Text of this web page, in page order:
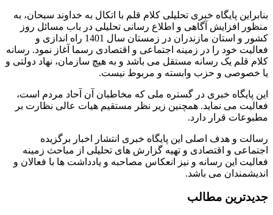
بنابراین پایگاه خبری تحلیلی کلام قلم با اتکال به خداوند سبحان، به
منظور افزایش آگاهی و اطلاع رسانی تحلیلی در باب مسائل روز
کشور و استان مازندران در زمستان سال 1401 راه اندازی و
فعالیت خود را در زمینه اجتماعی و اقتصادی رسما آغاز نمود. رسانه
کلام قلم یک رسانه مستقل می باشد و به هیچ سازمان، نهاد دولتی و
یا خصوصی و حزب وابسته و مربوط نیست.
این پایگاه خبری در گستره ملی که مخاطبان آن آحاد مردم است،
فعالیت می نماید. همچنین زیر نظر مستقیم هیات عالی نظارت بر
مطبوعات قرار دارد.
رسالت و هدف اصلی این پایگاه خبری انتشار اخبار برگزیده
اجتماعی و اقتصادی و تهیه گزارش های تحلیلی از مباحث زمینه
فعالیت این رسانه و نیز انعکاس مصاحبه و یادداشت ها با فعالان و
اندیشمندان می باشد.
جدیدترین مطالب